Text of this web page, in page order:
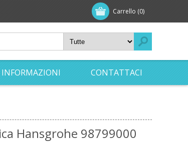
Carrello (0)
INFORMAZIONI CONTATTACI
Hansgrohe 98799000